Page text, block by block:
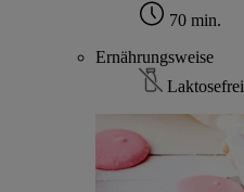
70 min.
Ernährungsweise
Laktosefrei